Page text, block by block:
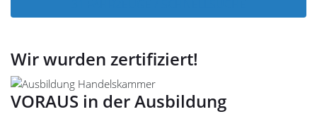
Wir wurden zertifiziert!
VORAUS in der Ausbildung